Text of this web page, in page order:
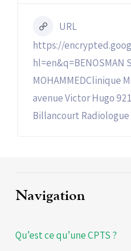
URL
https://
hl=en&q=BENOSMAN
MOHAMMEDClinique
avenue Victor Hugo
Billancourt Radiologue
Navigation
Qu’est ce qu’une CPTS ?